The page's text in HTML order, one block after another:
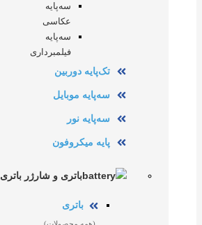
سه‌پایه
عکاسی
سه‌پایه
فیلمبرداری
تک‌پایه دوربین
سه‌پایه موبایل
سه‌پایه نور
پایه میکروفون
باتری و شارژر باتری
باتری